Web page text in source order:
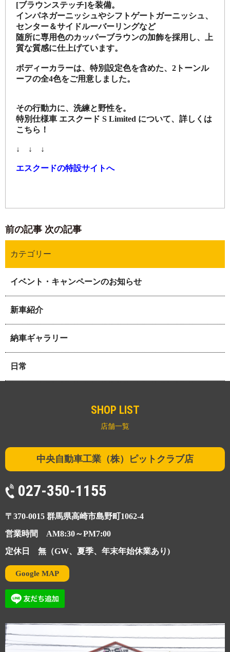
[ブラウンステッチ]を装備。
インパネガーニッシュやシフトゲートガーニッシュ、
センター＆サイドルーバーリングなど
随所に専用色のカッパーブラウンの加飾を採用し、上
質な質感に仕上げています。
ボディーカラーは、特別設定色を含めた、2トーンル
ーフの全4色をご用意しました。
その行動力に、洗練と野性を。
特別仕様車 エスクード S Limited について、詳しくは
こちら！
↓ ↓ ↓
エスクードの特設サイトへ
前の記事 次の記事
カテゴリー
イベント・キャンペーンのお知らせ
新車紹介
納車ギャラリー
日常
SHOP LIST
店舗一覧
中央自動車工業（株）ピットクラブ店
027-350-1155
〒370-0015 群馬県高崎市島野町1062-4
営業時間 AM8:30～PM7:00
定休日 無（GW、夏季、年末年始休業あり)
Google MAP